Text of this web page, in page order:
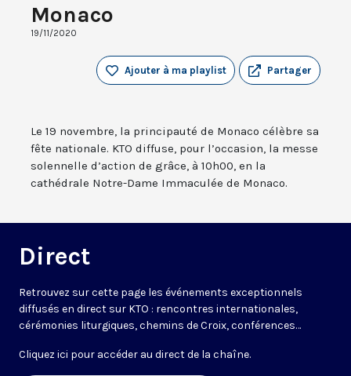
Monaco
19/11/2020
Partager
Ajouter à ma playlist
Le 19 novembre, la principauté de Monaco célèbre sa
fête nationale. KTO diffuse, pour l’occasion, la messe
solennelle d’action de grâce, à 10h00, en la
cathédrale Notre-Dame Immaculée de Monaco.
Direct
Retrouvez sur cette page les événements exceptionnels
diffusés en direct sur KTO : rencontres internationales,
cérémonies liturgiques, chemins de Croix, conférences…
Cliquez ici pour accéder au direct de la chaîne.